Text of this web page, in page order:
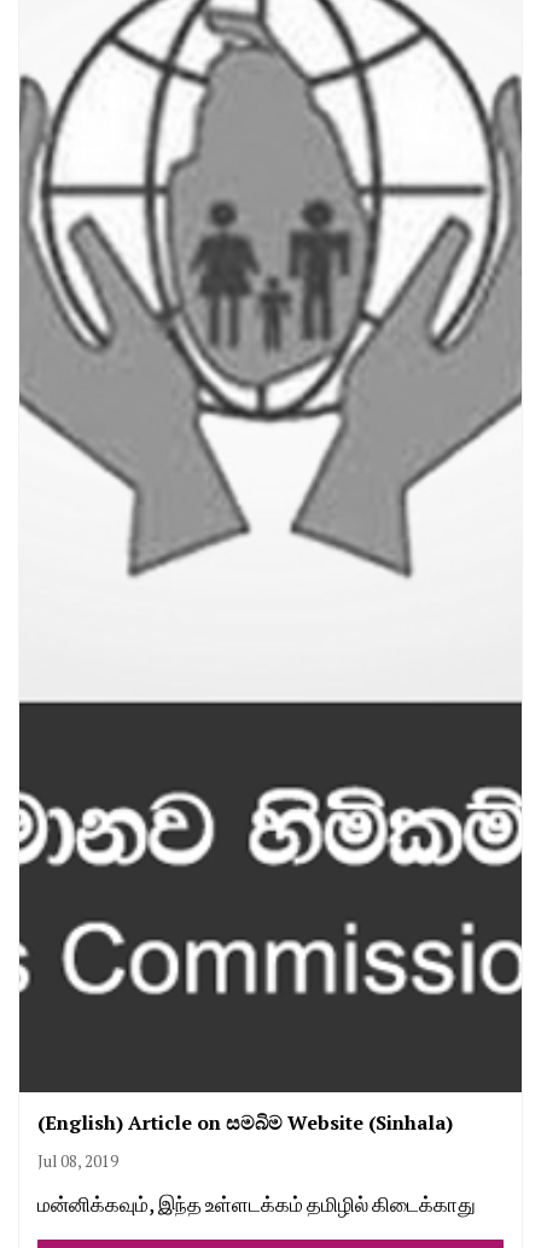
(English) Article on සමබිම Website (Sinhala)
Jul 08, 2019
மன்னிக்கவும், இந்த உள்ளடக்கம் தமிழில் கிடைக்காது